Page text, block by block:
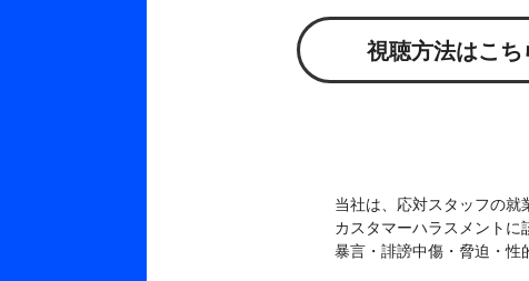
視聴方法はこち
当社は、応対スタッフの就
カスタマーハラスメント
暴言・誹謗中傷・脅迫・性